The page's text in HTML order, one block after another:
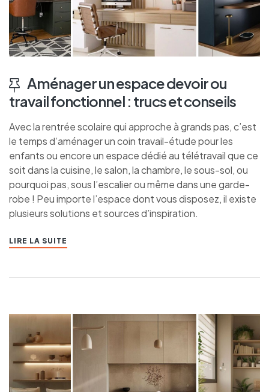
Aménager un espace devoir ou
travail fonctionnel : trucs et conseils
Avec la rentrée scolaire qui approche à grands pas, c’est
le temps d’aménager un coin travail-étude pour les
enfants ou encore un espace dédié au télétravail que ce
soit dans la cuisine, le salon, la chambre, le sous-sol, ou
pourquoi pas, sous l’escalier ou même dans une garde-
robe ! Peu importe l’espace dont vous disposez, il existe
plusieurs solutions et sources d’inspiration.
LIRE LA SUITE